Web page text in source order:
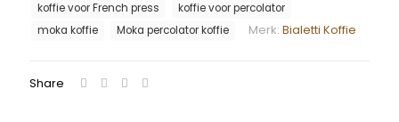
koffie voor French press
koffie voor percolator
moka koffie
Moka percolator koffie Merk: Bialetti Koffie
Share